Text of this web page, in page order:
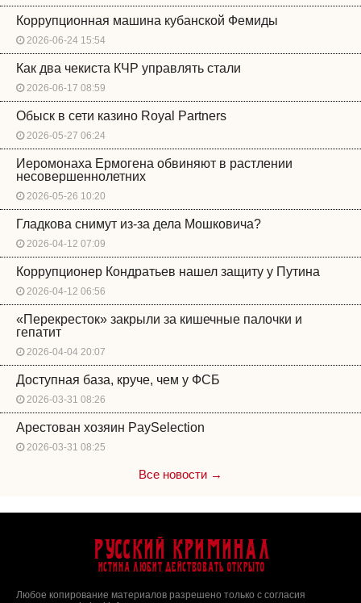
Коррупционная машина кубанской Фемиды
2026-06-24 15:54
Как два чекиста КЧР управлять стали
2026-06-17 08:59
Обыск в сети казино Royal Partners
2026-05-27 06:24
Иеромонаха Ермогена обвиняют в растлении
несовершеннолетних
2026-05-26 10:20
Гладкова снимут из-за дела Мошковича?
2026-04-12 07:09
Коррупционер Кондратьев нашел защиту у Путина
2026-04-12 06:56
«Перекресток» закрыли за кишечные палочки и
гепатит
2026-04-04 20:07
Доступная база, круче, чем у ФСБ
2026-03-31 08:26
Арестован хозяин PaySelection
2026-03-31 08:25
Все новости →
Русский Криминал
Истина любит действовать открыто
Любое копирование материалов разрешено только с согласия